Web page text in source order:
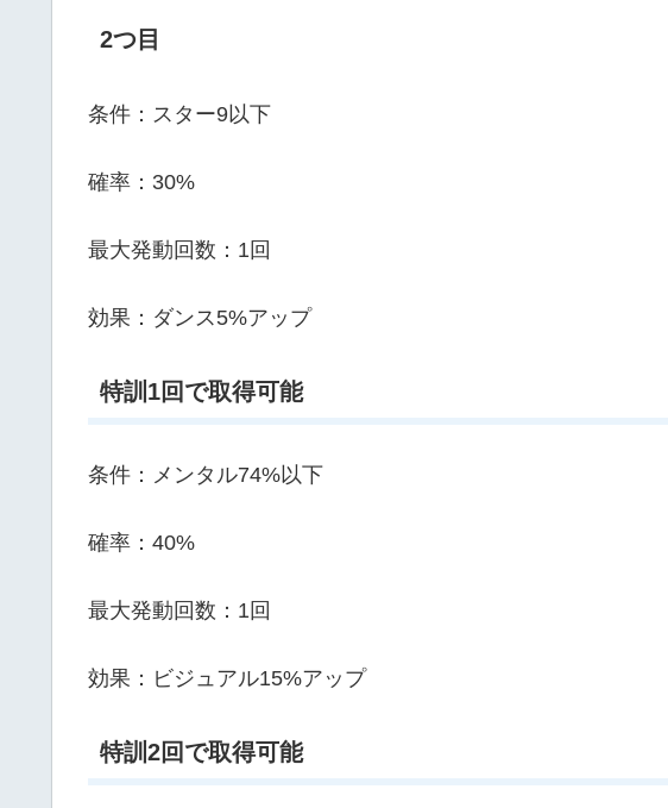
2つ目
条件：スター9以下
確率：30%
最大発動回数：1回
効果：ダンス5%アップ
特訓1回で取得可能
条件：メンタル74%以下
確率：40%
最大発動回数：1回
効果：ビジュアル15%アップ
特訓2回で取得可能